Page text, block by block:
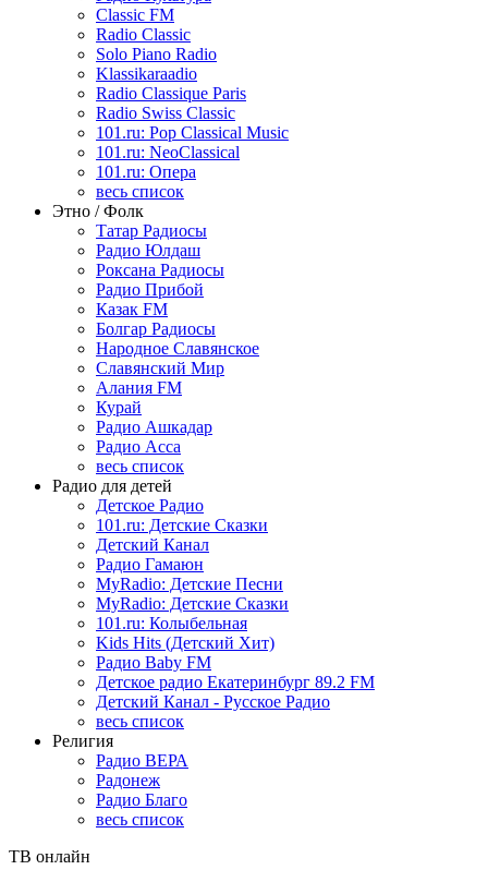
Classic FM
Radio Classic
Solo Piano Radio
Klassikaraadio
Radio Classique Paris
Radio Swiss Classic
101.ru: Pop Classical Music
101.ru: NeoClassical
101.ru: Опера
весь список
Этно / Фолк
Татар Радиосы
Радио Юлдаш
Роксана Радиосы
Радио Прибой
Казак FM
Болгар Радиосы
Народное Славянское
Славянский Мир
Алания FM
Курай
Радио Ашкадар
Радио Асса
весь список
Радио для детей
Детское Радио
101.ru: Детские Сказки
Детский Канал
Радио Гамаюн
MyRadio: Детские Песни
MyRadio: Детские Сказки
101.ru: Колыбельная
Kids Hits (Детский Хит)
Радио Baby FM
Детское радио Екатеринбург 89.2 FM
Детский Канал - Русское Радио
весь список
Религия
Радио ВЕРА
Радонеж
Радио Благо
весь список
ТВ онлайн